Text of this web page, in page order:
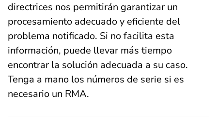
directrices nos permitirán garantizar un
procesamiento adecuado y eficiente del
problema notificado. Si no facilita esta
información, puede llevar más tiempo
encontrar la solución adecuada a su caso.
Tenga a mano los números de serie si es
necesario un RMA.